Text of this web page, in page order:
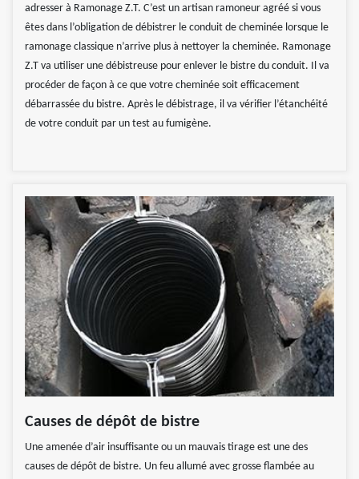
adresser à Ramonage Z.T. C’est un artisan ramoneur agréé si vous
êtes dans l’obligation de débistrer le conduit de cheminée lorsque le
ramonage classique n’arrive plus à nettoyer la cheminée. Ramonage
Z.T va utiliser une débistreuse pour enlever le bistre du conduit. Il va
procéder de façon à ce que votre cheminée soit efficacement
débarrassée du bistre. Après le débistrage, il va vérifier l’étanchéité
de votre conduit par un test au fumigène.
Causes de dépôt de bistre
Une amenée d’air insuffisante ou un mauvais tirage est une des
causes de dépôt de bistre. Un feu allumé avec grosse flambée au